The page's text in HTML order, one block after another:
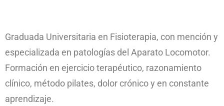
Graduada Universitaria en Fisioterapia, con mención y
especializada en patologías del Aparato Locomotor.
Formación en ejercicio terapéutico, razonamiento
clínico, método pilates, dolor crónico y en constante
aprendizaje.